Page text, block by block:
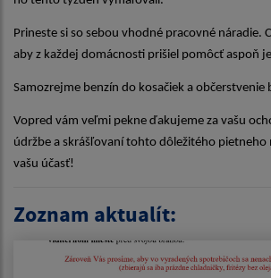
Prineste si so sebou vhodné pracovné náradie.
aby z každej domácnosti prišiel pomôcť aspoň
Samozrejme benzín do kosačiek a občerstvenie
Vopred vám veľmi pekne ďakujeme za vašu
údržbe a skrášľovaní tohto dôležitého pietneho
vašu účasť!
Zoznam aktualít: